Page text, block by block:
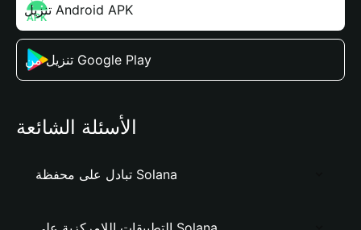
تنزيل Android APK
تنزيل من Google Play
الأسئلة الشائعة
تبادل على محفظة Solana